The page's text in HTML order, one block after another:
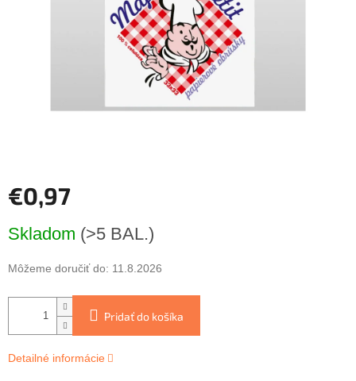
€0,97
cena:
Skladom (>5 BAL.)
Môžeme doručiť do: 11.8.2026
Pridať do košíka
Detailné informácie